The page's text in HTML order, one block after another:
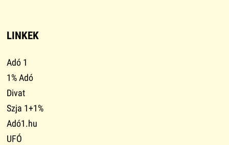
LINKEK
Adó 1
1% Adó
Divat
Szja 1+1%
Adó1.hu
UFÓ